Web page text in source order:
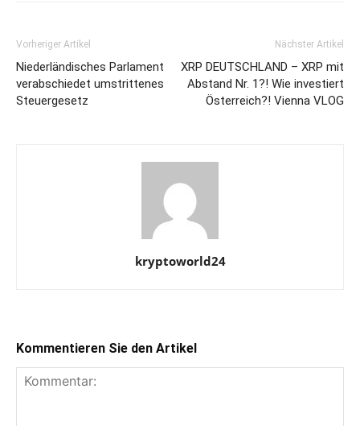
Vorheriger Artikel
Niederländisches Parlament
verabschiedet umstrittenes
Steuergesetz
Nächster Artikel
XRP DEUTSCHLAND – XRP mit
Abstand Nr. 1?! Wie investiert
Österreich?! Vienna VLOG
kryptoworld24
Kommentieren Sie den Artikel